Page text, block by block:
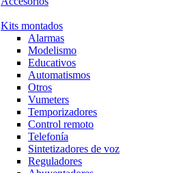
Kits montados
Alarmas
Modelismo
Educativos
Automatismos
Otros
Vumeters
Temporizadores
Control remoto
Telefonía
Sintetizadores de voz
Reguladores